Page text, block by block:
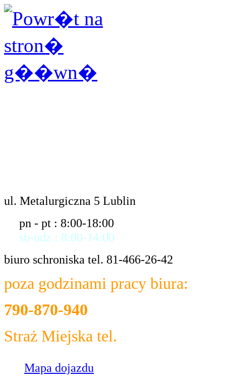
ul. Metalurgiczna 5 Lublin
pn - pt : 8:00-18:00
sb-ndz : 8:00-14:00
biuro schroniska tel. 81-466-26-42
poza godzinami pracy biura:
790-870-940
Straż Miejska tel.
Mapa dojazdu